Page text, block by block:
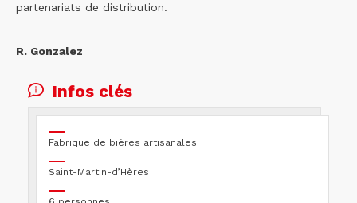
partenariats de distribution.
R. Gonzalez
Infos clés
Fabrique de bières artisanales
Saint-Martin-d’Hères